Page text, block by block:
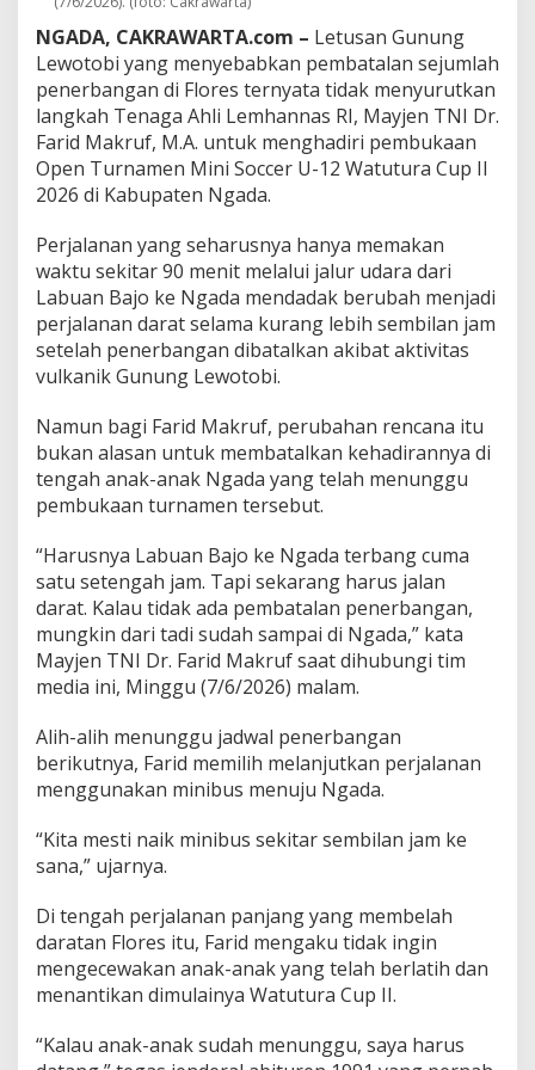
D
a
t
a
n
g
a
n
i
s
a
j
a
l
a
n
9
J
a
m
M
y
j
e
n
a
d
k
e
W
a
u
NGADA, CAKRAWARTA.com – Letusan Gunung
Lewotobi yang menyebabkan pembatalan sejumlah
penerbangan di Flores ternyata tidak menyurutkan
langkah Tenaga Ahli Lemhannas RI, Mayjen TNI Dr.
Farid Makruf, M.A. untuk menghadiri pembukaan
Open Turnamen Mini Soccer U-12 Watutura Cup II
2026 di Kabupaten Ngada.
Perjalanan yang seharusnya hanya memakan
waktu sekitar 90 menit melalui jalur udara dari
Labuan Bajo ke Ngada mendadak berubah menjadi
perjalanan darat selama kurang lebih sembilan jam
setelah penerbangan dibatalkan akibat aktivitas
vulkanik Gunung Lewotobi.
Namun bagi Farid Makruf, perubahan rencana itu
bukan alasan untuk membatalkan kehadirannya di
tengah anak-anak Ngada yang telah menunggu
pembukaan turnamen tersebut.
“Harusnya Labuan Bajo ke Ngada terbang cuma
satu setengah jam. Tapi sekarang harus jalan
darat. Kalau tidak ada pembatalan penerbangan,
mungkin dari tadi sudah sampai di Ngada,” kata
Mayjen TNI Dr. Farid Makruf saat dihubungi tim
media ini, Minggu (7/6/2026) malam.
Alih-alih menunggu jadwal penerbangan
berikutnya, Farid memilih melanjutkan perjalanan
menggunakan minibus menuju Ngada.
“Kita mesti naik minibus sekitar sembilan jam ke
sana,” ujarnya.
Di tengah perjalanan panjang yang membelah
daratan Flores itu, Farid mengaku tidak ingin
mengecewakan anak-anak yang telah berlatih dan
menantikan dimulainya Watutura Cup II.
“Kalau anak-anak sudah menunggu, saya harus